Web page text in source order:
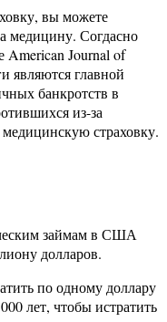
вы можете
медицину. Согдасно
American Journal of
являются главной
банкротств в
из-за
страховку.
займам в США
долларов.
по одному доллару
лет, чтобы истратить